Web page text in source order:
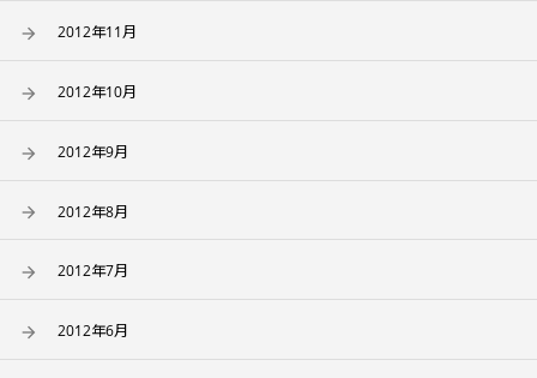
2012年11月
2012年10月
2012年9月
2012年8月
2012年7月
2012年6月